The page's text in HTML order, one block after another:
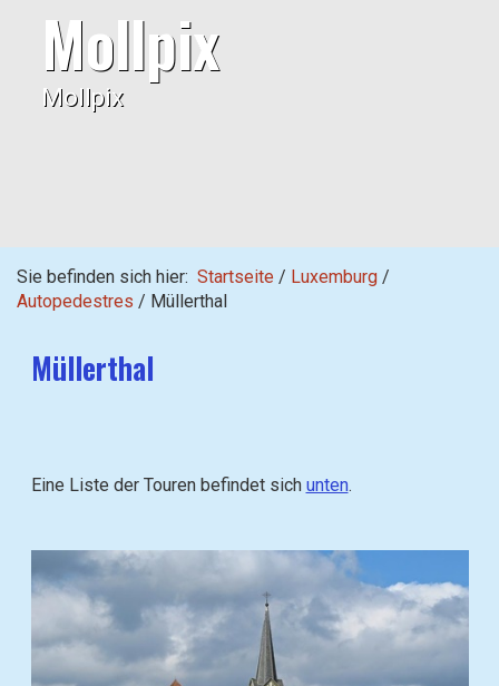
Mollpix
Mollpix
Sie befinden sich hier: Startseite / Luxemburg /
Autopedestres / Müllerthal
Müllerthal
Eine Liste der Touren befindet sich unten.